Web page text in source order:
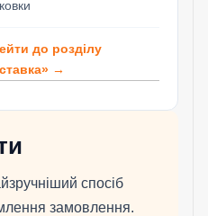
до розділу
→
спосіб
замовлення.